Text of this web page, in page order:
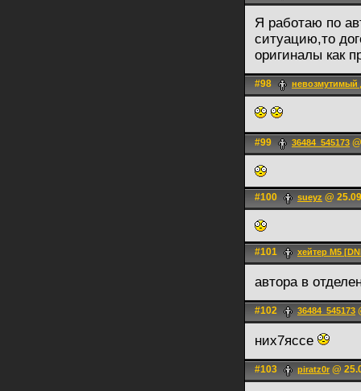
Я работаю по
ситуацию,то
оригиналы как
#98 невозмутимый
#99 36484_545173
#100 sueyz @
#101 хейтер М5
автора в
#102 36484_545173
них7яссе
#103 piratz0r @